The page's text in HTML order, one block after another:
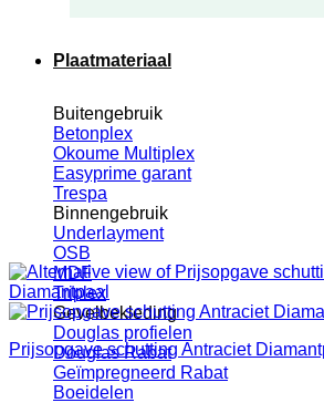
Plaatmateriaal
Buitengebruik
Betonplex
Okoume Multiplex
Easyprime garant
Trespa
Binnengebruik
Underlayment
OSB
MDF
Triplex
Gevelbekleding
Douglas profielen
Douglas Rabat
Geïmpregneerd Rabat
Boeidelen
Prijsopgave schutting Antraciet